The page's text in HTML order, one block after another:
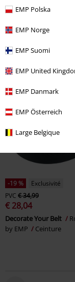
EMP Polska
EMP Norge
EMP Suomi
EMP United
EMP Danmark
EMP Österreich
Large Belgique
€ 16,14
bracelets
-19 %
Exclusivité
PVC € 34,99
€ 28,04
Decorate Your Belt
by EMP
Ceinture